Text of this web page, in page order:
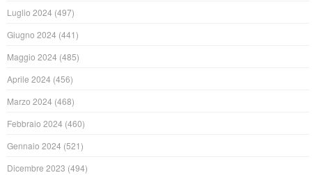
Luglio 2024 (497)
Giugno 2024 (441)
Maggio 2024 (485)
Aprile 2024 (456)
Marzo 2024 (468)
Febbraio 2024 (460)
Gennaio 2024 (521)
Dicembre 2023 (494)